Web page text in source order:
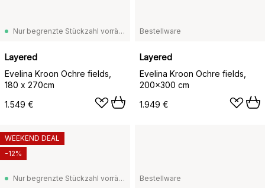
Nur begrenzte Stückzahl vorrätig
Layered
Evelina Kroon Ochre fields,
180 x 270cm
1.549 €
Bestellware
Layered
Evelina Kroon Ochre fields,
200x300 cm
1.949 €
Nur begrenzte Stückzahl vorrätig
WEEKEND DEAL
-12%
Bestellware